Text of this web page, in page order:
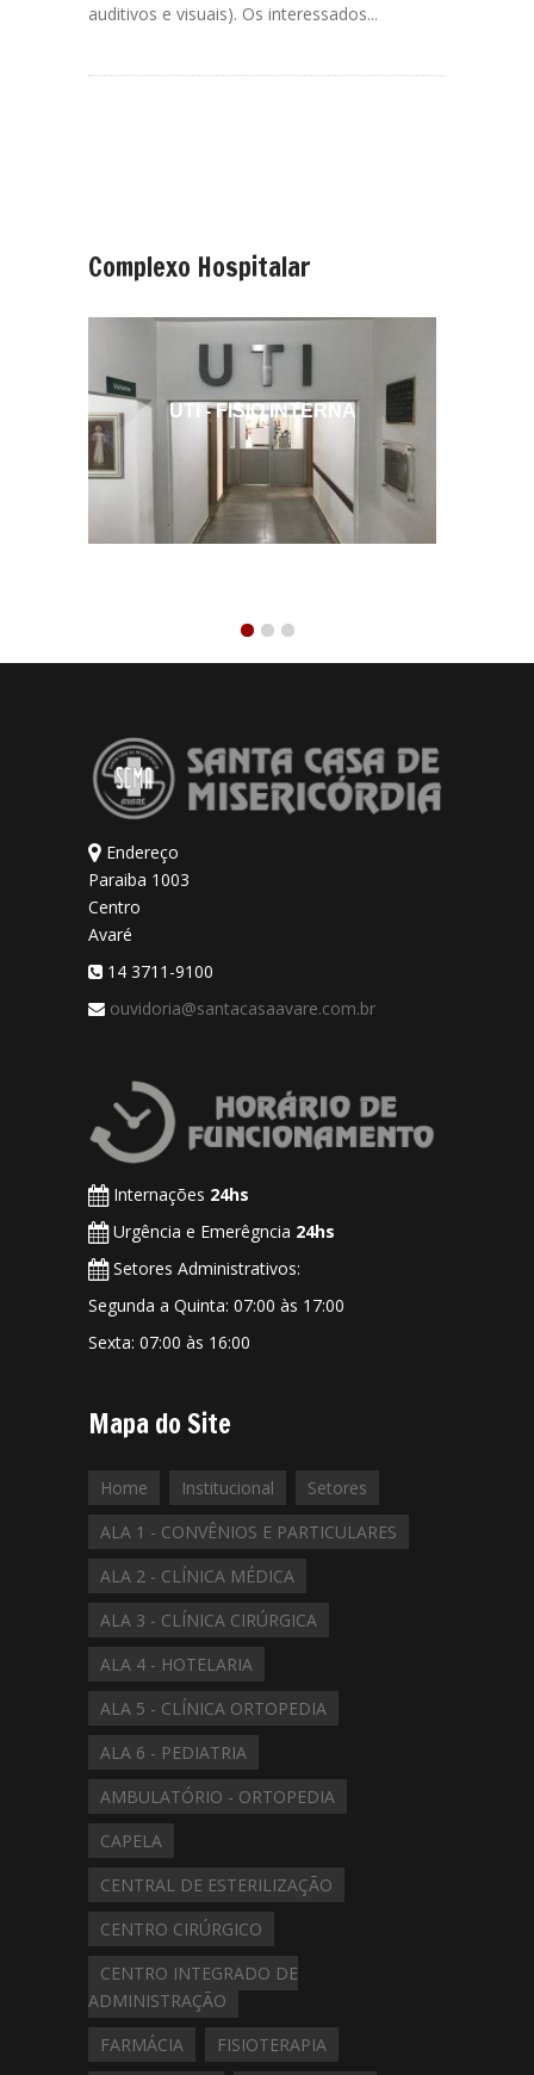
auditivos e visuais). Os interessados...
Complexo Hospitalar
UTI - FISIO INTERNA
Endereço
Paraiba 1003
Centro
Avaré
14 3711-9100
ouvidoria@santacasaavare.com.br
Internações 24hs
Urgência e Emerêgncia 24hs
Setores Administrativos:
Segunda a Quinta: 07:00 às 17:00
Sexta: 07:00 às 16:00
Mapa do Site
Home Institucional
Setores
ALA 1 - CONVÊNIOS E PARTICULARES
ALA 2 - CLÍNICA MÉDICA
ALA 3 - CLÍNICA CIRÚRGICA
ALA 4 - HOTELARIA
ALA 5 - CLÍNICA ORTOPEDIA
ALA 6 - PEDIATRIA
AMBULATÓRIO - ORTOPEDIA
CAPELA
CENTRAL DE ESTERILIZAÇÃO
CENTRO CIRÚRGICO
CENTRO INTEGRADO DE
ADMINISTRAÇÃO
FARMÁCIA
FISIOTERAPIA